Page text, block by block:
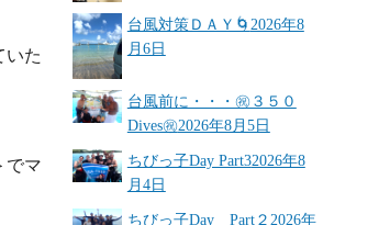
いた
でマ
台風対策ＤＡＹ🌀 2026年8
月6日
台風前に・・・㊗３５０
Dives㊗2026年8月5日
ちびっ子Day Part32026年8
月4日
ちびっ子Day Part２ 2026年